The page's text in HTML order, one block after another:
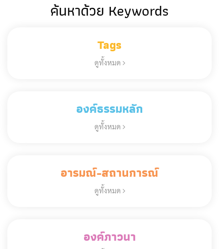
ค้นหาด้วย Keywords
Tags
ดูทั้งหมด
องค์ธรรมหลัก
ดูทั้งหมด
อารมณ์-สถานการณ์
ดูทั้งหมด
องค์ภาวนา